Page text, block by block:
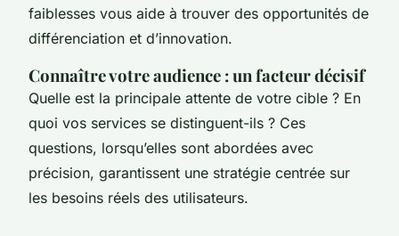
faiblesses vous aide à trouver des opportunités de
différenciation et d’innovation.
Connaître votre audience : un facteur décisif
Quelle est la principale attente de votre cible ? En
quoi vos services se distinguent-ils ? Ces
questions, lorsqu’elles sont abordées avec
précision, garantissent une stratégie centrée sur
les besoins réels des utilisateurs.